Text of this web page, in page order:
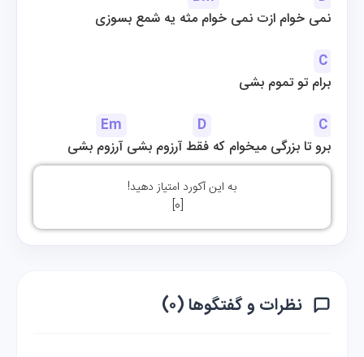
نمی خوام ازت نمی خوام مثه یه شمع بسوزی
C
برام تو تموم بشی
Em
D
C
برو تا بزرگی میخوام که فقط آرزوم بشی آرزوم بشی
به این آکورد امتیاز دهید!
[
0
]
نظرات و گفتگوها (۰)